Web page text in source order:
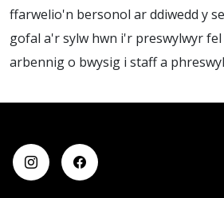
ffarwelio'n bersonol ar ddiwedd y
gofal a'r sylw hwn i'r preswylwyr
arbennig o bwysig i staff a